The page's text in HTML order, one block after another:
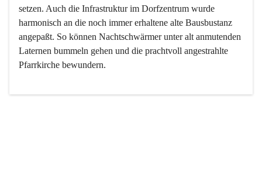
setzen. Auch die Infrastruktur im Dorfzentrum wurde
harmonisch an die noch immer erhaltene alte Bausbustanz
angepaßt. So können Nachtschwärmer unter alt anmutenden
Laternen bummeln gehen und die prachtvoll angestrahlte
Pfarrkirche bewundern.
Der Weinbau dominert heute nicht mehr, ist aber integrativer